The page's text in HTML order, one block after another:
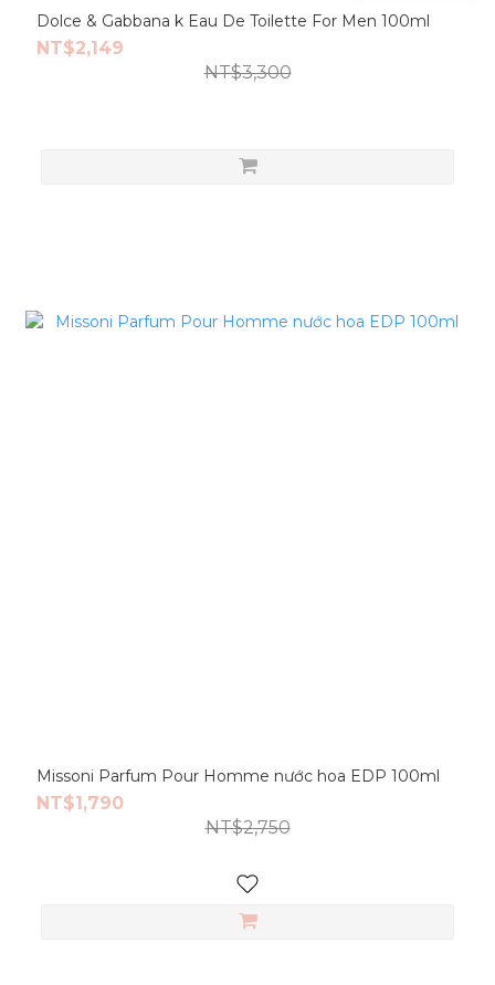
Dolce & Gabbana k Eau De Toilette For Men 100ml
NT$2,149
NT$3,300
Missoni Parfum Pour Homme nước hoa EDP 100ml
NT$1,790
NT$2,750